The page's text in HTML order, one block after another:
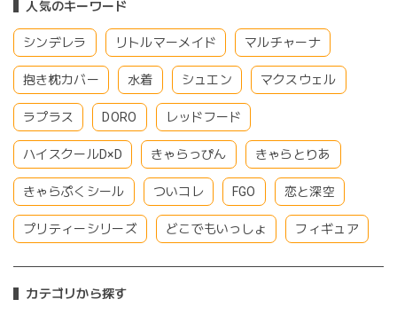
人気のキーワード
シンデレラ リトルマーメイド マルチャーナ
抱き枕カバー 水着 シュエン マクスウェル
ラプラス DORO レッドフード
ハイスクールD×D きゃらっぴん きゃらとりあ
きゃらぷくシール ついコレ FGO 恋と深空
プリティーシリーズ どこでもいっしょ フィギュア
カテゴリから探す